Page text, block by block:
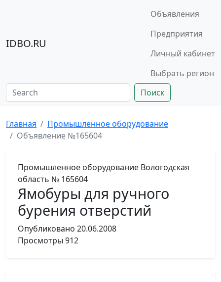
IDBO.RU
Объявления
Предприятия
Личный кабинет
Выбрать регион
Поиск
Главная
Промышленное оборудование
Объявление №165604
Промышленное оборудование Вологодская
область № 165604
Ямобуры для ручного
бурения отверстий
Опубликовано 20.06.2008
Просмотры 912